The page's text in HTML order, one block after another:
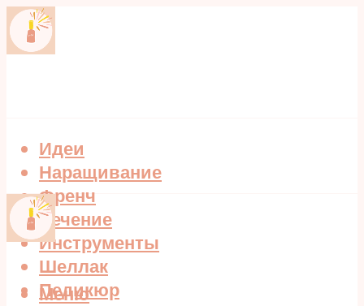
Идеи
Наращивание
Френч
Лечение
Инструменты
Шеллак
Педикюр
Меню